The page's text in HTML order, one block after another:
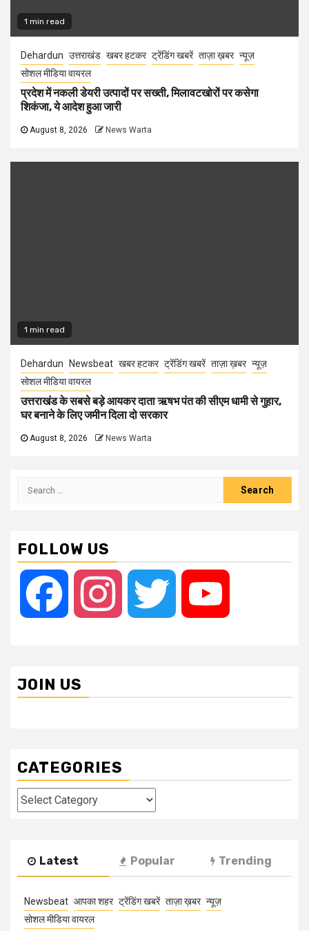
1 min read
Dehardun उत्तराखंड खबर हटकर ट्रेंडिंग खबरें ताज़ा ख़बर न्यूज़
सोशल मीडिया वायरल
प्रदेश में नकली डेयरी उत्पादों पर सख्ती, मिलावटखोरों पर कसेगा
शिकंजा, ये आदेश हुआ जारी
August 8, 2026 News Warta
1 min read
Dehardun Newsbeat खबर हटकर ट्रेंडिंग खबरें ताज़ा ख़बर न्यूज़
सोशल मीडिया वायरल
उत्तराखंड के सबसे बड़े आयकर दाता ऋषभ पंत की सीएम धामी से गुहार,
घर बनाने के लिए जमीन दिला दो सरकार
August 8, 2026 News Warta
Search
FOLLOW US
Facebook Instagram Twitter
JOIN US
CATEGORIES
Categories
Latest Popular Trending
Newsbeat आपका शहर ट्रेंडिंग खबरें ताज़ा ख़बर न्यूज़
सोशल मीडिया वायरल